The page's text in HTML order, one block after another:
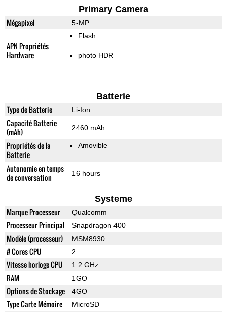
Primary Camera
Mégapixel 5-MP
APN Propriétés
Hardware
Flash
photo HDR
Batterie
Type de Batterie Li-Ion
Capacité Batterie
(mAh)
2460 mAh
Propriétés de la
Batterie
Amovible
Autonomie en temps
de conversation
16 hours
Systeme
Marque Processeur Qualcomm
Processeur Principal Snapdragon 400
Modèle (processeur) MSM8930
# Cores CPU 2
Vitesse horloge CPU 1.2 GHz
RAM 1GO
Options de Stockage 4GO
Type Carte Mémoire MicroSD